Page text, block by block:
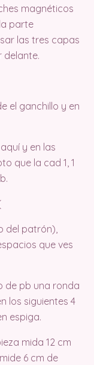
magnéticos
parte
las tres capas
delante.
el ganchillo y en
y en las
que la cad 1, 1
del patrón),
que ves
de pb una ronda
los siguientes 4
espiga.
mida 12 cm
6 cm de